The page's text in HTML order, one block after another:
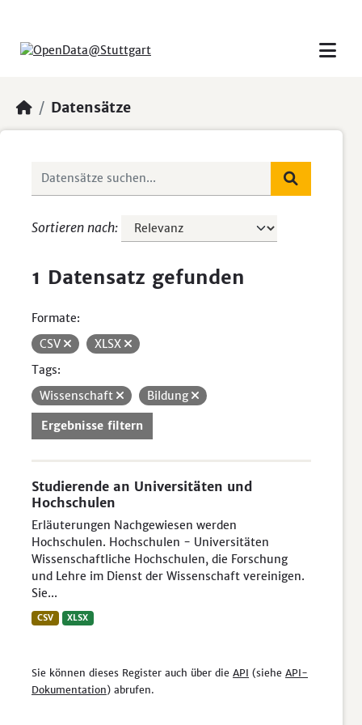
Datensätze
Sortieren nach
1 Datensatz gefunden
Formate:
CSV
XLSX
Tags:
Wissenschaft
Bildung
Ergebnisse filtern
Studierende an Universitäten und
Hochschulen
Erläuterungen Nachgewiesen werden
Hochschulen. Hochschulen - Universitäten
Wissenschaftliche Hochschulen, die Forschung
und Lehre im Dienst der Wissenschaft vereinigen.
Sie...
CSV XLSX
Sie können dieses Register auch über die API (siehe API-
Dokumentation) abrufen.